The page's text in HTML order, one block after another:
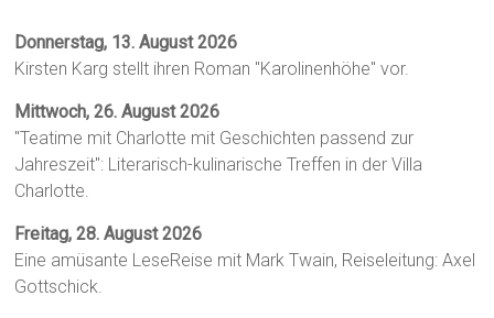
Donnerstag, 13. August 2026
Kirsten Karg stellt ihren Roman "Karolinenhöhe" vor.
Mittwoch, 26. August 2026
"Teatime mit Charlotte mit Geschichten passend zur
Jahreszeit": Literarisch-kulinarische Treffen in der Villa
Charlotte.
Freitag, 28. August 2026
Eine amüsante LeseReise mit Mark Twain, Reiseleitung: Axel
Gottschick.